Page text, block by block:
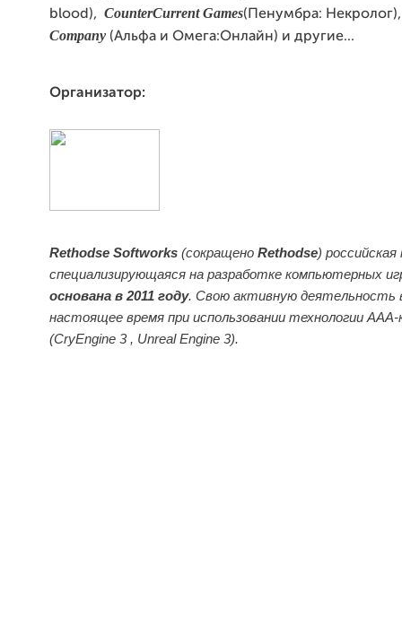
blood), CounterCurrent Games( Пенумбра: Некролог
Company (Альфа и Омега:Онлайн) и другие...
Организатор:
Rethodse Softworks (сокращено Rethodse) российская
специализирующаяся на разработке компьютерных
основана в 2011 году. Свою активную деятельность
настоящее время при использовании технологии AAA-
(CryEngine 3 , Unreal Engine 3).